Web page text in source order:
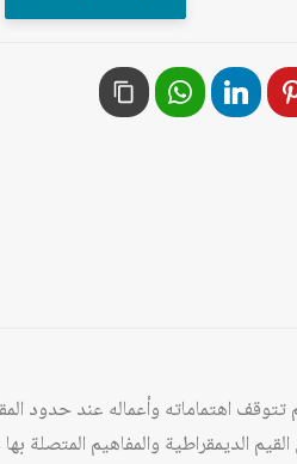
اهتماماته وأعماله عند حدود
الديمقراطية والمفاهيم المتصلة